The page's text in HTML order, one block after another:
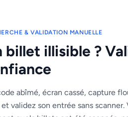
& VALIDATION MANUELLE
billet illisible ?
abîmé, écran cassé, capture
validez son entrée sans